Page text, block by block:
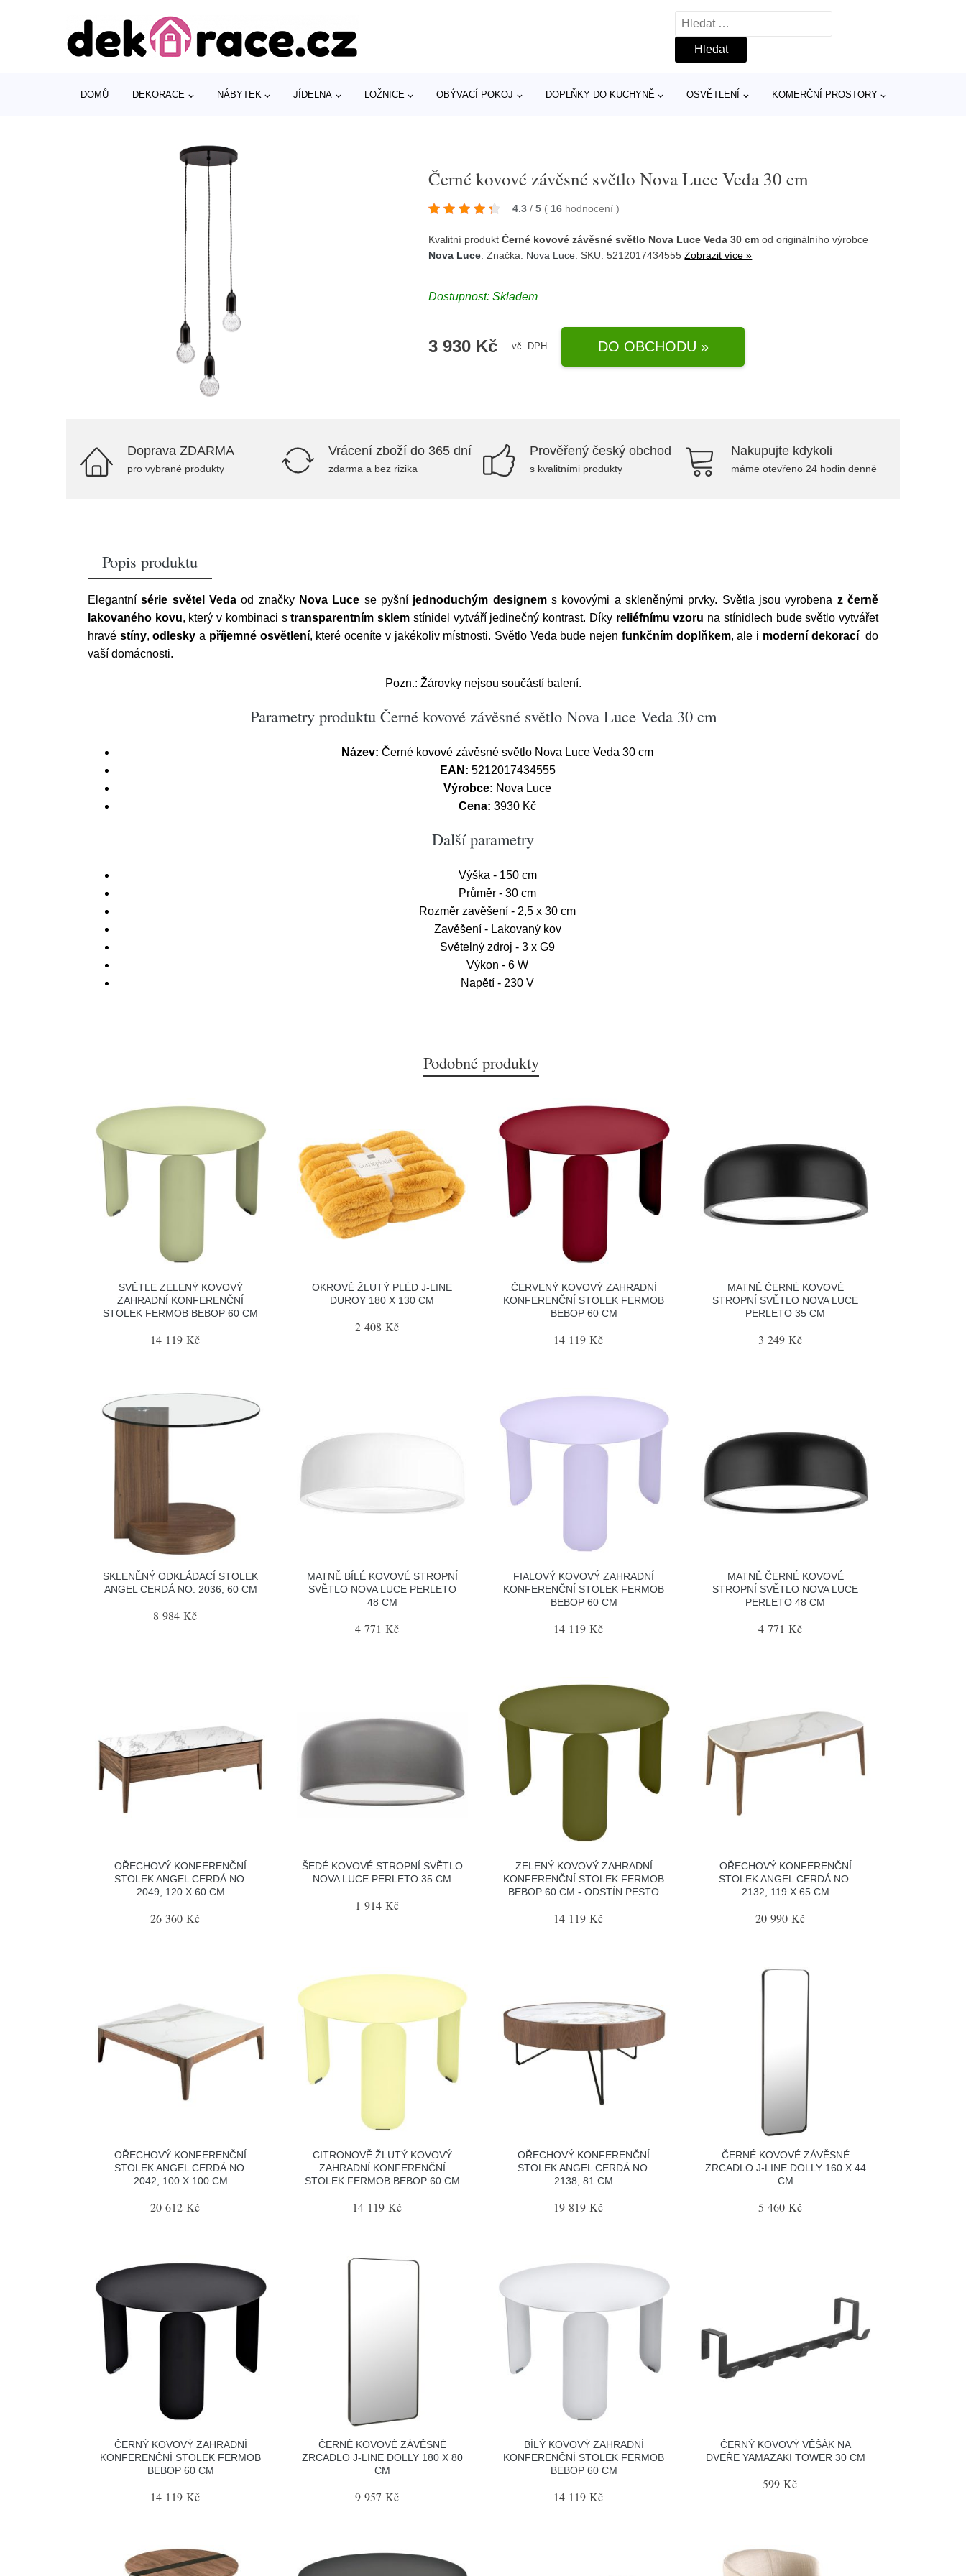
Vyhledávání
DOMŮ DEKORACE NÁBYTEK JÍDELNA LOŽNICE OBÝVACÍ POKOJ DOPLŇKY DO KUCHYNĚ OSVĚTLENÍ KOMERČNÍ PROSTORY
Černé kovové závěsné světlo Nova Luce Veda 30 cm
4.3 / 5 ( 16 hodnocení)
Kvalitní produktČerné kovové závěsné světlo Nova Luce Veda 30 cm od originálního výrobce
Nova Luce . Značka: Nova Luce . SKU: 5212017434555Zobrazit více »
Dostupnost: Skladem
3 930 Kč vč. DPH DO OBCHODU »
Doprava ZDARMA
pro vybrané produkty
Vrácení zboží do 365 dní
zdarma a bez rizika
Prověřený český obchod
s kvalitními produkty
Nakupujte kdykoli
máme otevřeno 24 hodin denně
Popis produktu
Elegantnísérie světel Vedaod značky Nova Luce se pyšní jednoduchým designems kovovými a skleněnými prvky. Světla jsou vyrobena z černě
lakovaného kovu, který v kombinaci stransparentním sklem stínidel vytváří jedinečný kontrast. Díky reliéfnímu vzoru na stínidlech bude světlo vytvářet
hravé stíny,odlesky a příjemné osvětlení, které oceníte v jakékoliv místnosti. Světlo Veda bude nejen funkčním doplňkem, ale i moderní dekoracído
vaší domácnosti.
Pozn.: Žárovky nejsou součástí balení.
Parametry produktu Černé kovové závěsné světlo Nova Luce Veda 30 cm
Název: Černé kovové závěsné světlo Nova Luce Veda 30 cm
EAN: 5212017434555
Výrobce: Nova Luce
Cena: 3930 Kč
Další parametry
Výška - 150 cm
Průměr - 30 cm
Rozměr zavěšení - 2,5 x 30 cm
Zavěšení - Lakovaný kov
Světelný zdroj - 3 x G9
Výkon - 6 W
Napětí - 230 V
Podobné produkty
SVĚTLE ZELENÝ KOVOVÝ
ZAHRADNÍ KONFERENČNÍ
STOLEK FERMOB BEBOP 60 CM
14 119 Kč
OKROVĚ ŽLUTÝ PLÉD J-LINE
DUROY 180 X 130 CM
2 408 Kč
ČERVENÝ KOVOVÝ ZAHRADNÍ
KONFERENČNÍ STOLEK FERMOB
BEBOP 60 CM
14 119 Kč
MATNĚ ČERNÉ KOVOVÉ
STROPNÍ SVĚTLO NOVA LUCE
PERLETO 35 CM
3 249 Kč
SKLENĚNÝ ODKLÁDACÍ STOLEK
ANGEL CERDÁ NO. 2036, 60 CM
8 984 Kč
MATNĚ BÍLÉ KOVOVÉ STROPNÍ
SVĚTLO NOVA LUCE PERLETO
48 CM
4 771 Kč
FIALOVÝ KOVOVÝ ZAHRADNÍ
KONFERENČNÍ STOLEK FERMOB
BEBOP 60 CM
14 119 Kč
MATNĚ ČERNÉ KOVOVÉ
STROPNÍ SVĚTLO NOVA LUCE
PERLETO 48 CM
4 771 Kč
OŘECHOVÝ KONFERENČNÍ
STOLEK ANGEL CERDÁ NO.
2049, 120 X 60 CM
26 360 Kč
ŠEDÉ KOVOVÉ STROPNÍ SVĚTLO
NOVA LUCE PERLETO 35 CM
1 914 Kč
ZELENÝ KOVOVÝ ZAHRADNÍ
KONFERENČNÍ STOLEK FERMOB
BEBOP 60 CM - ODSTÍN PESTO
14 119 Kč
OŘECHOVÝ KONFERENČNÍ
STOLEK ANGEL CERDÁ NO.
2132, 119 X 65 CM
20 990 Kč
OŘECHOVÝ KONFERENČNÍ
STOLEK ANGEL CERDÁ NO.
2042, 100 X 100 CM
20 612 Kč
CITRONOVĚ ŽLUTÝ KOVOVÝ
ZAHRADNÍ KONFERENČNÍ
STOLEK FERMOB BEBOP 60 CM
14 119 Kč
OŘECHOVÝ KONFERENČNÍ
STOLEK ANGEL CERDÁ NO.
2138, 81 CM
19 819 Kč
ČERNÉ KOVOVÉ ZÁVĚSNÉ
ZRCADLO J-LINE DOLLY 160 X 44
CM
5 460 Kč
ČERNÝ KOVOVÝ ZAHRADNÍ
KONFERENČNÍ STOLEK FERMOB
BEBOP 60 CM
14 119 Kč
ČERNÉ KOVOVÉ ZÁVĚSNÉ
ZRCADLO J-LINE DOLLY 180 X 80
CM
9 957 Kč
BÍLÝ KOVOVÝ ZAHRADNÍ
KONFERENČNÍ STOLEK FERMOB
BEBOP 60 CM
14 119 Kč
ČERNÝ KOVOVÝ VĚŠÁK NA
DVEŘE YAMAZAKI TOWER 30 CM
599 Kč